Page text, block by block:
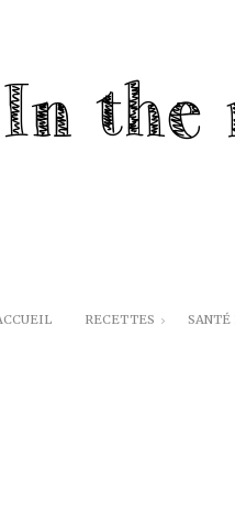
RECETTES SANTÉ